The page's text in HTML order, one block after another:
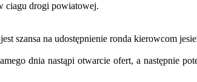
ciagu drogi powiatowej.
szansa na udostępnienie ronda kierowcom
dnia nastąpi otwarcie ofert, a następnie